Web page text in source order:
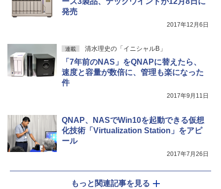
発売
2017年12月6日
連載 清水理史の「イニシャルB」
「7年前のNAS」をQNAPに替えたら、
速度と容量が数倍に、管理も楽になった
件
2017年9月11日
QNAP、NASでWin10を起動できる仮想
化技術「Virtualization Station」をアピ
ール
2017年7月26日
もっと関連記事を見る